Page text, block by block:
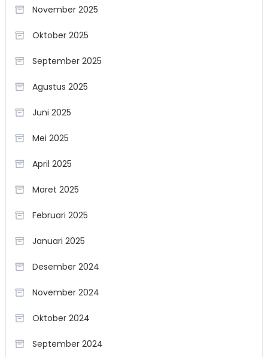
November 2025
Oktober 2025
September 2025
Agustus 2025
Juni 2025
Mei 2025
April 2025
Maret 2025
Februari 2025
Januari 2025
Desember 2024
November 2024
Oktober 2024
September 2024